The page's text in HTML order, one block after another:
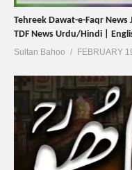
Tehreek Dawat-e-Faqr
TDF News Urdu/Hindi |
Sultan Bahoo FEBRUARY